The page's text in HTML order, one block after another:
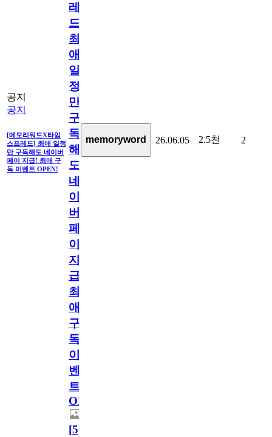
공지
공지
[메모리워드X타임
스프레드] 최애 일정
만 구독해도 네이버
페이 지급! 최애 구
독 이벤트 OPEN!
레
드]
최
애
일
정
만
구
독
해
도
네
이
버
페
이
지
급!
최
애
구
독
이
벤
트
OPEN!
[5]
memoryword 26.06.05 2.5천 2